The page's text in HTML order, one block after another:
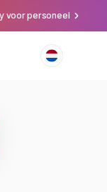
voor personeel